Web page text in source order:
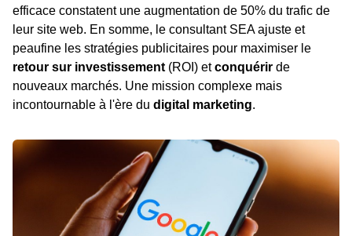
efficace constatent une augmentation de 50% du trafic de
leur site web. En somme, le consultant SEA ajuste et
peaufine les stratégies publicitaires pour maximiser le
retour sur investissement (ROI) etconquérir de
nouveaux marchés. Une mission complexe mais
incontournable à l'ère du digital marketing.